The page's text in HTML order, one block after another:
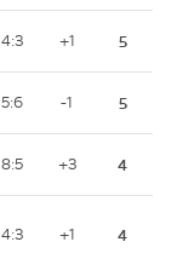
4:3 +1 5
5:6 -1 5
8:5 +3 4
4:3 +1 4